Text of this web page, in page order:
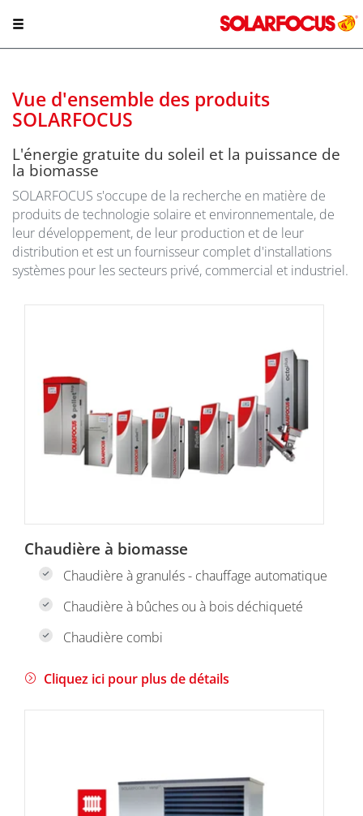
Vue d'ensemble des produits
SOLARFOCUS
L'énergie gratuite du soleil et la puissance de
la biomasse
SOLARFOCUS s'occupe de la recherche en matière de
produits de technologie solaire et environnementale, de
leur développement, de leur production et de leur
distribution et est un fournisseur complet d'installations
systèmes pour les secteurs privé, commercial et industriel.
Chaudière à biomasse
Chaudière à granulés - chauffage automatique
Chaudière à bûches ou à bois déchiqueté
Chaudière combi
Cliquez ici pour plus de détails